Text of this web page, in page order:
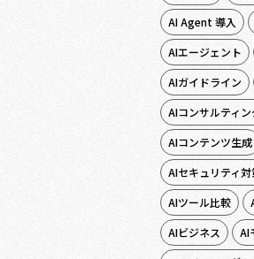
AI Agent 導入
AIエージェント
AIガイドライン
AIコンサルティン
AIコンテンツ生成
AIセキュリティ対
AIツール比較
AIビジネス
AI